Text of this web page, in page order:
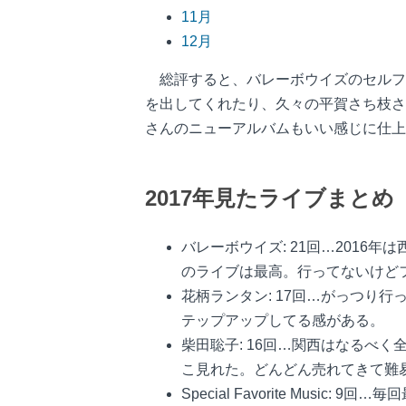
11月
12月
総評すると、バレーボウイズのセル
を出してくれたり、久々の平賀さち枝
さんのニューアルバムもいい感じに仕
2017年見たライブまとめ
バレーボウイズ: 21回…2016年は
のライブは最高。行ってないけ
花柄ランタン: 17回…がっつり行
テップアップしてる感がある。
柴田聡子: 16回…関西はなるべく
こ見れた。どんどん売れてきて
Special Favorite Music: 9回…毎回